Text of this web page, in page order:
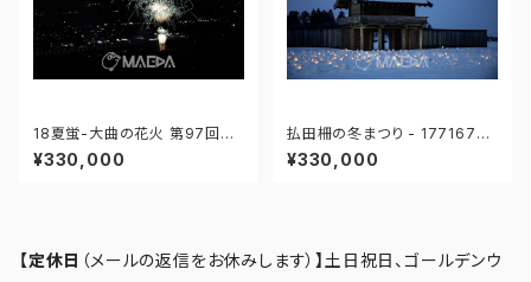
18夏蛍-大曲の花火 第97回全
国花火競技大会 - 176671211
774619
¥330,000
払田柵の冬まつり - 17716760
9431911
¥330,000
【定休日 （メールの返信をお休みします）】 土日祝日、ゴールデンウ